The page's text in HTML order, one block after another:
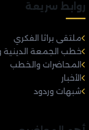
روابط سريعة
ملتقى براثا الفكري
خطب الجمعة الدينية
المحاضرات والخطب
الأخبار
شبهات وردود